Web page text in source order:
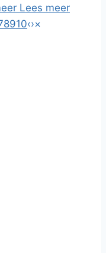
Lees meer
8910‹›×